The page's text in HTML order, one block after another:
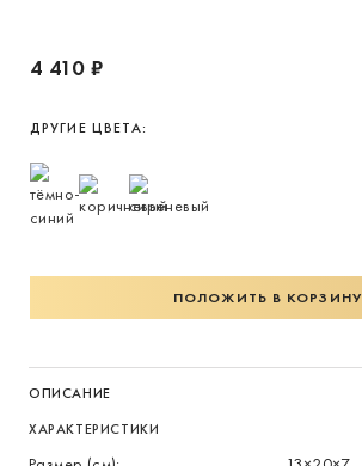
4 410 ₽
ДРУГИЕ ЦВЕТА:
ПОЛОЖИТЬ В КОРЗИНУ
ОПИСАНИЕ
ХАРАКТЕРИСТИКИ